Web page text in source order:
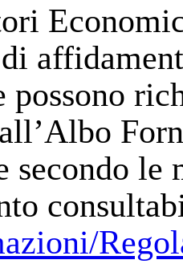
possono
secondo